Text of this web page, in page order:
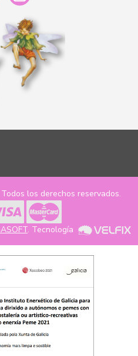
Todos los derechos reservados.
. Tecnología